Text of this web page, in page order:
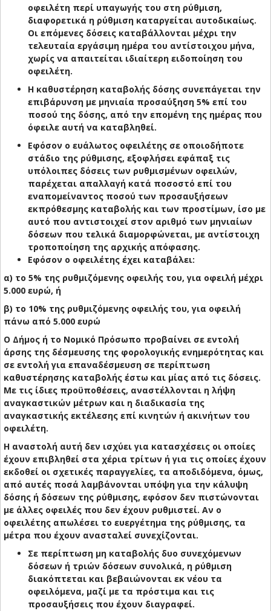
οφειλέτη περί υπαγωγής του στη ρύθμιση,
διαφορετικά η ρύθμιση καταργείται αυτοδικαίως.
Οι επόμενες δόσεις καταβάλλονται μέχρι την
τελευταία εργάσιμη ημέρα του αντίστοιχου μήνα,
χωρίς να απαιτείται ιδιαίτερη ειδοποίηση του
οφειλέτη.
Η καθυστέρηση καταβολής δόσης συνεπάγεται την
επιβάρυνση με μηνιαία προσαύξηση 5% επί του
ποσού της δόσης, από την επομένη της ημέρας που
όφειλε αυτή να καταβληθεί.
Εφόσον ο ευάλωτος οφειλέτης σε οποιοδήποτε
στάδιο της ρύθμισης, εξοφλήσει εφάπαξ τις
υπόλοιπες δόσεις των ρυθμισμένων οφειλών,
παρέχεται απαλλαγή κατά ποσοστό επί του
εναπομείναντος ποσού των προσαυξήσεων
εκπρόθεσμης καταβολής και των προστίμων, ίσο με
αυτό που αντιστοιχεί στον αριθμό των μηνιαίων
δόσεων που τελικά διαμορφώνεται, με αντίστοιχη
τροποποίηση της αρχικής απόφασης.
Εφόσον ο οφειλέτης έχει καταβάλει:
α) το 5% της ρυθμιζόμενης οφειλής του, για οφειλή μέχρι
5.000 ευρώ, ή
β) το 10% της ρυθμιζόμενης οφειλής του, για οφειλή
πάνω από 5.000 ευρώ
Ο Δήμος ή το Νομικό Πρόσωπο προβαίνει σε εντολή
άρσης της δέσμευσης της φορολογικής ενημερότητας και
σε εντολή για επαναδέσμευση σε περίπτωση
καθυστέρησης καταβολής έστω και μίας από τις δόσεις.
Με τις ίδιες προϋποθέσεις, αναστέλλονται η λήψη
αναγκαστικών μέτρων και η διαδικασία της
αναγκαστικής εκτέλεσης επί κινητών ή ακινήτων του
οφειλέτη.
Η αναστολή αυτή δεν ισχύει για κατασχέσεις οι οποίες
έχουν επιβληθεί στα χέρια τρίτων ή για τις οποίες έχουν
εκδοθεί οι σχετικές παραγγελίες, τα αποδιδόμενα, όμως,
από αυτές ποσά λαμβάνονται υπόψη για την κάλυψη
δόσης ή δόσεων της ρύθμισης, εφόσον δεν πιστώνονται
με άλλες οφειλές που δεν έχουν ρυθμιστεί. Αν ο
οφειλέτης απωλέσει το ευεργέτημα της ρύθμισης, τα
μέτρα που έχουν ανασταλεί συνεχίζονται.
Σε περίπτωση μη καταβολής δυο συνεχόμενων
δόσεων ή τριών δόσεων συνολικά, η ρύθμιση
διακόπτεται και βεβαιώνονται εκ νέου τα
οφειλόμενα, μαζί με τα πρόστιμα και τις
προσαυξήσεις που έχουν διαγραφεί.